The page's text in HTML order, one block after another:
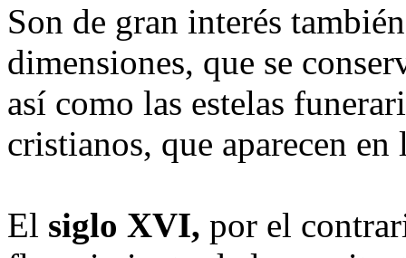
Son de gran interés
dimensiones, que se
así como las estelas
cristianos, que aparecen
El siglo XVI, por el